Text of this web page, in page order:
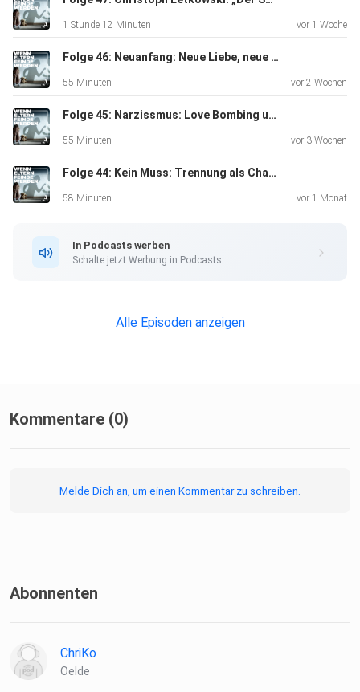
1 Stunde 12 Minuten vor 1 Woche
Folge 46: Neuanfang: Neue Liebe, neue Kraft
55 Minuten vor 2 Wochen
Folge 45: Narzissmus: Love Bombing und die Beton-Wand
55 Minuten vor 3 Wochen
Folge 44: Kein Muss: Trennung als Chance zum Wachsen
58 Minuten vor 1 Monat
In Podcasts werben
Schalte jetzt Werbung in Podcasts.
Alle Episoden anzeigen
Kommentare (0)
Melde Dich an, um einen Kommentar zu schreiben.
Abonnenten
ChriKo
Oelde